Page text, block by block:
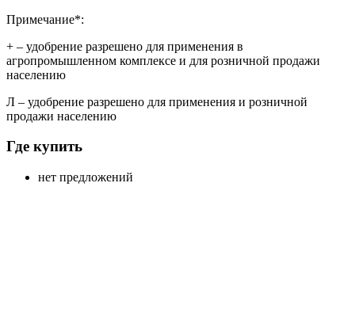
Примечание*:
+ – удобрение разрешено для применения в
агропромышленном комплексе и для розничной продажи
населению
Л – удобрение разрешено для применения и розничной
продажи населению
Где купить
нет предложений